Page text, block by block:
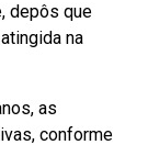
depôs que
na
as
conforme